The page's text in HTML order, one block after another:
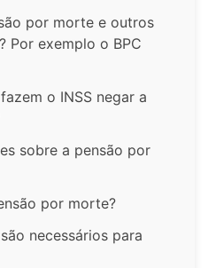
por morte e outros
Por exemplo o BPC
o INSS negar a
sobre a pensão por
por morte?
necessários para